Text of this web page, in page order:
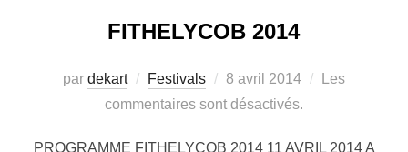
FITHELYCOB 2014
par dekart Festivals 8 avril 2014
Les
commentaires sont désactivés.
PROGRAMME FITHELYCOB 2014 11 AVRIL 2014 A